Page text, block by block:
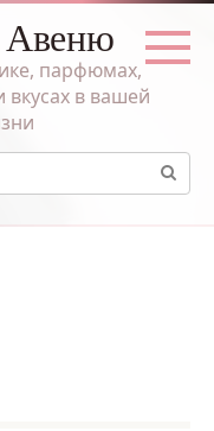
парфюмах,
вкусах в вашей